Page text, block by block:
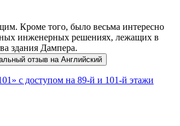
Кроме того, было весьма интересно
инженерных решениях, лежащих в
здания Дампера.
отзыв на Английский
с доступом на 89-й и 101-й этажи